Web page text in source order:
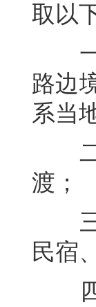
取以
一
路边
系当
二
渡；
三
民宿
四